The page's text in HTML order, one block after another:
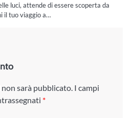
luci, attende di essere scoperta da
il tuo viaggio a…
sarà pubblicato. I campi
*